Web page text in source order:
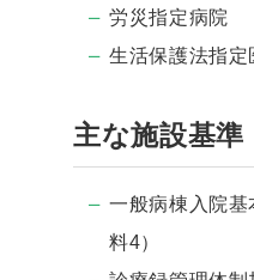
労災指定病院
生活保護法指定
主な施設
一般病棟入院基
料4）